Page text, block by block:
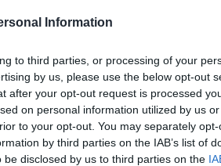
Information
to third parties, or processing of your
by us, please use the below opt-out
after your opt-out request is processed
on personal information utilized by us
to your opt-out. You may separately
by third parties on the IAB’s list of
disclosed by us to third parties on the
il contadino",
minimamente agli
dove c'era
conduttore, "è il
corso del tempo
che la televisione